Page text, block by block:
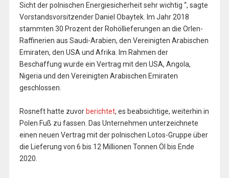
Sicht der polnischen Energiesicherheit sehr wichtig “, sagte
Vorstandsvorsitzender Daniel Obaytek. Im Jahr 2018
stammten 30 Prozent der Rohöllieferungen an die Orlen-
Raffinerien aus Saudi-Arabien, den Vereinigten Arabischen
Emiraten, den USA und Afrika. Im Rahmen der
Beschaffung wurde ein Vertrag mit den USA, Angola,
Nigeria und den Vereinigten Arabischen Emiraten
geschlossen.
Rosneft hatte zuvor berichtet, es beabsichtige, weiterhin in
Polen Fuß zu fassen. Das Unternehmen unterzeichnete
einen neuen Vertrag mit der polnischen Lotos-Gruppe über
die Lieferung von 6 bis 12 Millionen Tonnen Öl bis Ende
2020.